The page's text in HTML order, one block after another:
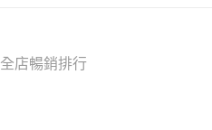
全店暢銷排行